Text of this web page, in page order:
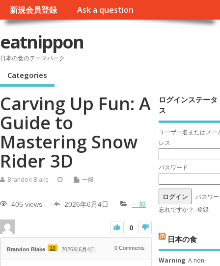
新規会員登録 Ask a question
eatnippon
日本の食のテーマパーク
Categories
Carving Up Fun: A
Guide to
Mastering Snow
Rider 3D
Brandon Blake 一般
405 views 2026年6月4日 一般
0
Brandon Blake 10 2026年6月4日 0 Comments
ログインステータ
ス
ユーザー名またはメー
レス
パスワード
パスワ
忘れですか？ 登録
日本の食
Warning: A non-